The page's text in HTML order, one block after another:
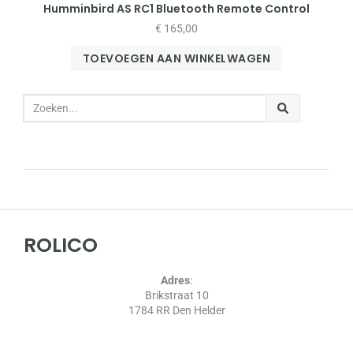
Humminbird AS RC1 Bluetooth Remote Control
€ 165,00
TOEVOEGEN AAN WINKELWAGEN
ROLICO
Adres:
Brikstraat 10
1784 RR Den Helder